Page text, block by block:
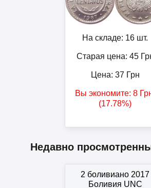
На складе: 16 шт.
Старая цена: 45
Цена: 37 Грн
Вы экономите: 8
(17.78%)
Недавно
2 боливиано 2017
Боливия UNC